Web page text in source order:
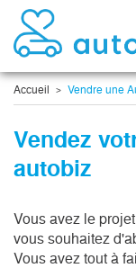
Accueil Vendre une
Vendez
autobiz
Vous avez le
vous souhaitez
Vous avez tout à